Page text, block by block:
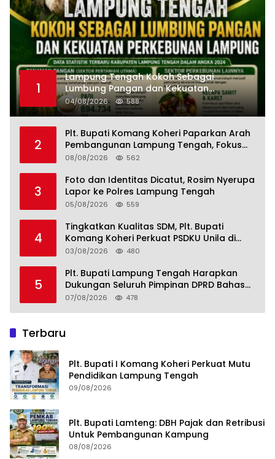
1
Lampung Tengah Kokoh Sebagai
Lumbung Pangan dan Kekuatan
Perkebunan Lampung, Komang Koheri:
Kemandirian Pangan adalah Fondasi
04/08/2026 588
2
Plt. Bupati Komang Koheri Paparkan Arah
Pembangunan Lampung Tengah, Fokus
pada SDM, Ekonomi, Infrastruktur dan
08/08/2026 562
3
Foto dan Identitas Dicatut, Rosim Nyerupa
Lapor ke Polres Lampung Tengah
05/08/2026 559
4
Tingkatkan Kualitas SDM, Plt. Bupati
Komang Koheri Perkuat PSDKU Unila di
Lampung Tengah
03/08/2026 480
5
Plt. Bupati Lampung Tengah Harapkan
Dukungan Seluruh Pimpinan DPRD Bahas
RKUA-PPAS APBD Tahun 2027
07/08/2026 478
Terbaru
Plt. Bupati I Komang Koheri Perkuat Mutu
Pendidikan Lampung Tengah
09/08/2026
Plt. Bupati Lamteng: DBH Pajak dan Retribusi
Untuk Pembangunan Kampung
08/08/2026